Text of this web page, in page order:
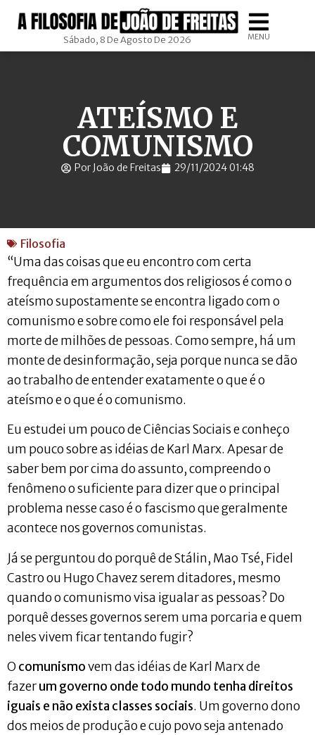
Sábado, 8 De Agosto De 2026 MENU
ATEÍSMO E
COMUNISMO
Por João de Freitas 29/11/2024 01:48
Filosofia
“Uma das coisas que eu encontro com certa
frequência em argumentos dos religiosos é como o
ateísmo supostamente se encontra ligado com o
comunismo e sobre como ele foi responsável pela
morte de milhões de pessoas. Como sempre, há um
monte de desinformação, seja porque nunca se dão
ao trabalho de entender exatamente o que é o
ateísmo e o que é o comunismo.
Eu estudei um pouco de Ciências Sociais e conheço
um pouco sobre as idéias de Karl Marx. Apesar de
saber bem por cima do assunto, compreendo o
fenômeno o suficiente para dizer que o principal
problema nesse caso é o fascismo que geralmente
acontece nos governos comunistas.
Já se perguntou do porquê de Stálin, Mao Tsé, Fidel
Castro ou Hugo Chavez serem ditadores, mesmo
quando o comunismo visa igualar as pessoas? Do
porquê desses governos serem uma porcaria e quem
neles vivem ficar tentando fugir?
O comunismovem das idéias de Karl Marx de
fazerum governo onde todo mundo tenha direitos
iguais e não exista classes sociais. Um governo dono
dos meios de produção e cujo povo seja antenado